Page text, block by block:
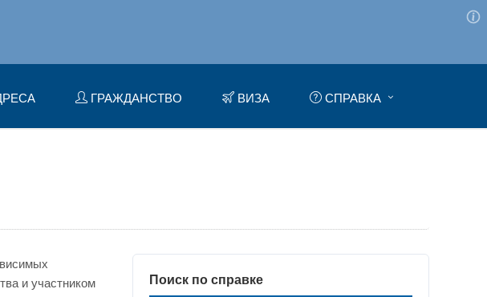
ГРАЖДАНСТВО ВИЗА СПРАВКА
и участником
Поиск по справке